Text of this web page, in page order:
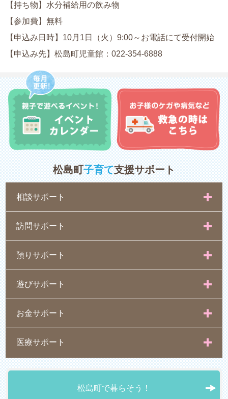
【持ち物】水分補給用の飲み物
【参加費】無料
【申込み日時】10月1日（火）9:00～お電話にて受付開始
【申込み先】松島町児童館：022-354-6888
松島町子育て支援サポート
相談サポート
訪問サポート
預りサポート
遊びサポート
お金サポート
医療サポート
松島町で暮らそう！